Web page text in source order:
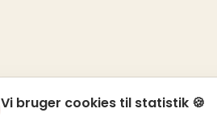
Vi bruger cookies til statistik 🍪